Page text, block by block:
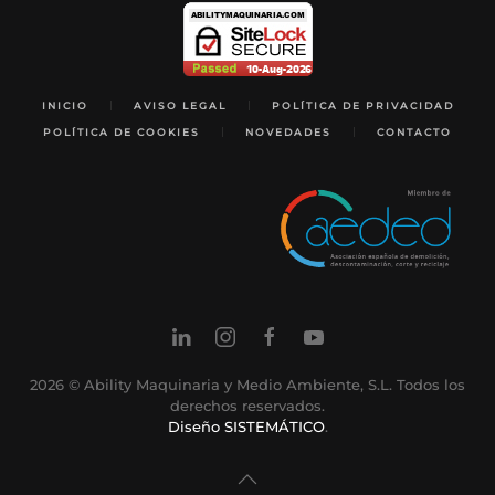
INICIO AVISO LEGAL POLÍTICA DE PRIVACIDAD
POLÍTICA DE COOKIES NOVEDADES CONTACTO
2026 © Ability Maquinaria y Medio Ambiente, S.L. Todos los
derechos reservados.
Diseño SISTEMÁTICO.